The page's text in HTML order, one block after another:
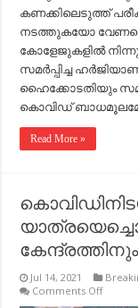
കണക്കിലെടുത്ത്
നടത്തുകയോ
കോളേജുകളില്‍
സമര്‍പ്പിച്ച
ഹൈക്കോടതിയും
കൊവിഡ്
Read More »
Jul 14, 2021
Comments Offon